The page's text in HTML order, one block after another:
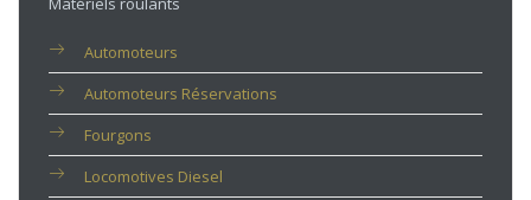
Automoteurs
Automoteurs Réservations
Fourgons
Locomotives Diesel